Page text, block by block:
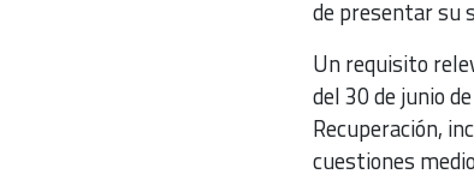
de presentar su
Un requisito
del 30 de junio
Recuperación,
cuestiones